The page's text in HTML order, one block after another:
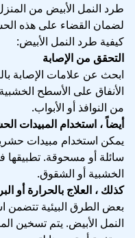
طرد النمل الأبيض من
كيفية طرد النمل الأبيض:
التحقق من الإصابة
ابحث عن علامات الإصابة
الأنفاق على الأسطح
من النوافذ أو الأبواب.
أيضاً ، استخدام المبيدات
يمكن استخدام مبيدات
سائلة أو مسحوقة. تطبيقها
الخشبية أو الشقوق.
كذلك ، العلاج بالحرارة أو
بعض الطرق البيئية تتضمن
النمل الأبيض. يتم تسخين